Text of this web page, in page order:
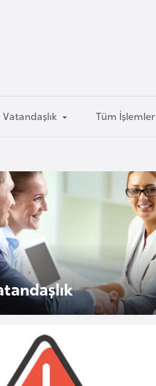
Vatandaşlık Tüm İşlemler